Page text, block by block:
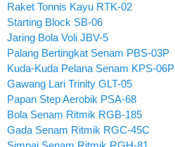
Raket Tonnis Kayu RTK-02
Starting Block SB-06
Jaring Bola Voli JBV-5
Palang Bertingkat Senam PBS-03P
Kuda-Kuda Pelana Senam KPS-06P
Gawang Lari Trinity GLT-05
Papan Step Aerobik PSA-68
Bola Senam Ritmik RGB-185
Gada Senam Ritmik RGC-45C